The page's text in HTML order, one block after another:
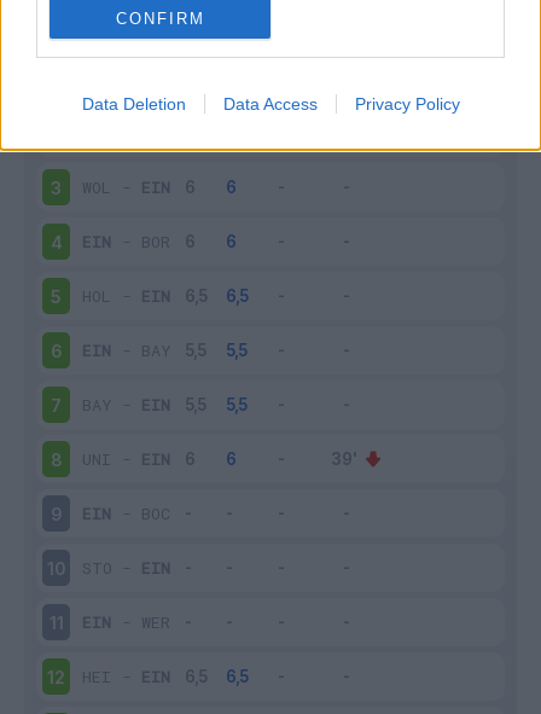
CONFIRM
Data Deletion Data Access Privacy Policy
Giornata VotoFV Entrato
3 WOL - EIN
4 EIN - BOR
5 HOL - EIN
6 EIN - BAY
7 BAY - EIN
8 UNI - EIN
9 EIN - BOC
10 STO - EIN
11 EIN - WER
12 HEI - EIN